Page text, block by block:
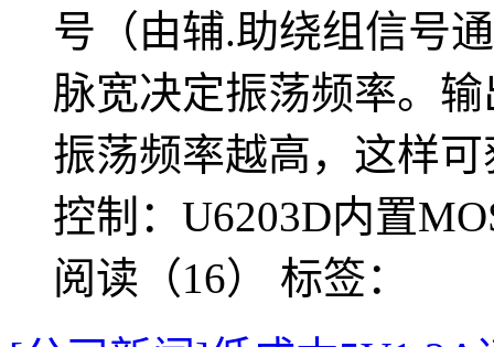
号（由辅.助绕组信号
脉宽决定振荡频率。
振荡频率越高，这样
控制：U6203D内置
阅读（16） 标签：